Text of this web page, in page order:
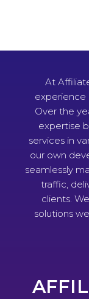
At
experience
Over the
expertise
services in
our own
seamlessly
traffic,
clients.
solutions